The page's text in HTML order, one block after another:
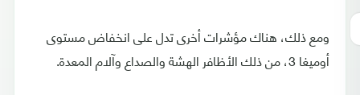
ومع ذلك، هناك مؤشرات أخرى تدل على انخفاض مستوى
أوميغا 3، من ذلك الأظافر الهشة والصداع وآلام المعدة.